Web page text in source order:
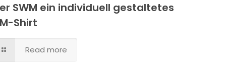
SWM ein individuell gestaltetes
Shirt
Read more